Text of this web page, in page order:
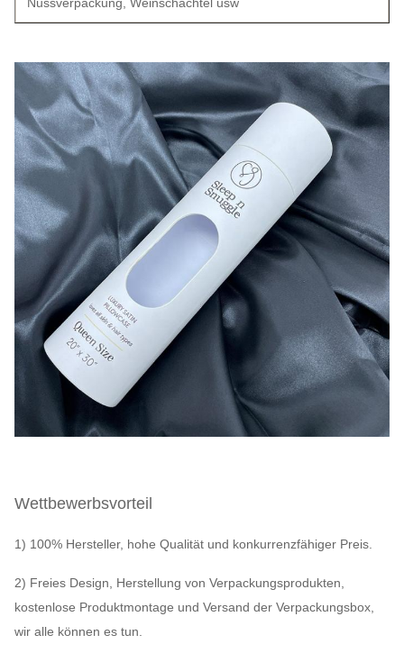
Wettbewerbsvorteil
1) 100% Hersteller, hohe Qualität und konkurrenzfähiger Preis.
2) Freies Design, Herstellung von Verpackungsprodukten,
kostenlose Produktmontage und Versand der Verpackungsbox,
wir alle können es tun.